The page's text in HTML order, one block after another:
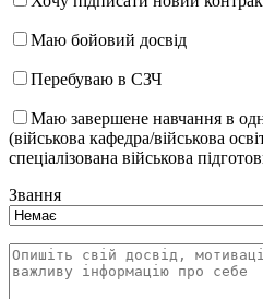
Маю бойовий досвід
Перебуваю в СЗЧ
Маю завершене навчання в
(військова кафедра/військова
спеціалізована військова
Звання